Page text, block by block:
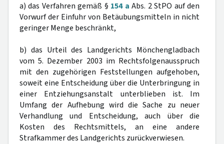
a) das Verfahren gemäß § 154 a Abs. 2 StPO auf den
Vorwurf der Einfuhr von Betäubungsmitteln in nicht
geringer Menge beschränkt,
b) das Urteil des Landgerichts Mönchengladbach
vom 5. Dezember 2003 im Rechtsfolgenausspruch
mit den zugehörigen Feststellungen aufgehoben,
soweit eine Entscheidung über die Unterbringung in
einer Entziehungsanstalt unterblieben ist. Im
Umfang der Aufhebung wird die Sache zu neuer
Verhandlung und Entscheidung, auch über die
Kosten des Rechtsmittels, an eine andere
Strafkammer des Landgerichts zurückverwiesen.